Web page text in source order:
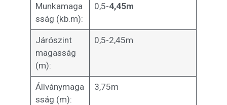
Munkamaga
sság (kb.m):
0,5-4,45m
Járószint
magasság
(m):
0,5-2,45m
Állványmaga
sság (m):
3,75m